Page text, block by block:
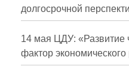
Проблемы
О журнале
Номера
долгосрочной
14 мая ЦДУ: «Развитие
фактор экономического